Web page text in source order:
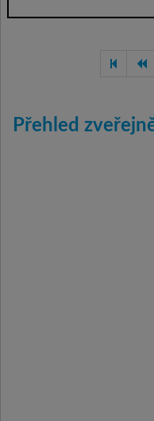
Přehled